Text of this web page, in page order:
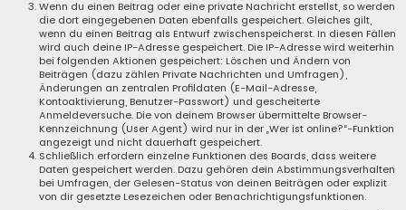
Wenn du einen Beitrag oder eine private Nachricht erstellst, so werden
die dort eingegebenen Daten ebenfalls gespeichert. Gleiches gilt,
wenn du einen Beitrag als Entwurf zwischenspeicherst. In diesen Fällen
wird auch deine IP-Adresse gespeichert. Die IP-Adresse wird weiterhin
bei folgenden Aktionen gespeichert: Löschen und Ändern von
Beiträgen (dazu zählen Private Nachrichten und Umfragen),
Änderungen an zentralen Profildaten (E-Mail-Adresse,
Kontoaktivierung, Benutzer-Passwort) und gescheiterte
Anmeldeversuche. Die von deinem Browser übermittelte Browser-
Kennzeichnung (User Agent) wird nur in der „Wer ist online?“-Funktion
angezeigt und nicht dauerhaft gespeichert.
Schließlich erfordern einzelne Funktionen des Boards, dass weitere
Daten gespeichert werden. Dazu gehören dein Abstimmungsverhalten
bei Umfragen, der Gelesen-Status von deinen Beiträgen oder explizit
von dir gesetzte Lesezeichen oder Benachrichtigungsfunktionen.